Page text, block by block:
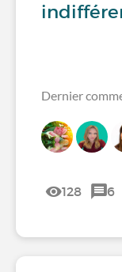
Dernier
128 6